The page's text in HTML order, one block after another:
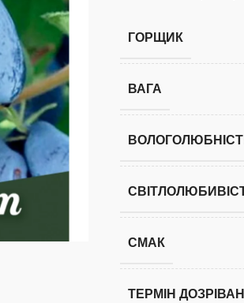
ГОРЩИК
ВАГА
СМАК
ТЕРМІН